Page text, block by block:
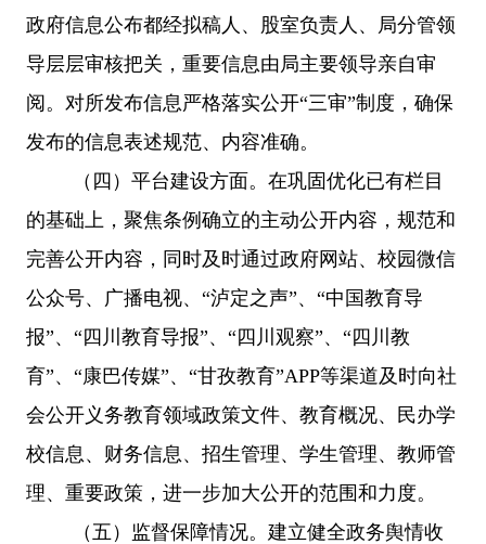
政府信息公布都经拟稿人、 股室负责人、局分管领
导层层审核把关，重要信息由局主要领导亲自审
阅。 对所发布信息严格落实公开“三审”制度，确保
发布的信息表述规范、内容准确。
（四）平台建设方面。 在巩固优化已有栏目
的基础上，聚焦条例确立的主动公开内容，规范和
完善公开内容，同时及时通过政府网站、 校园微信
公众号、 广播电视、 “泸定之声”、“中国教育导
报”、“四川教育导报”、“四川观察”、“四川教
育”、“康巴传媒”、“甘孜教育”APP等渠道及时向社
会公开义务教育领域政策文件、教育概况、民办学
校信息、财务信息、招生管理、学生管理、教师管
理、重要政策， 进一步加大公开的范围和力度。
（五）监督保障情况。 建立健全政务舆情收